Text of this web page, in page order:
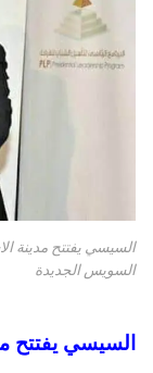
السيسي يفتتح مدينة
السويس الجديدة
السيسي يفتتح